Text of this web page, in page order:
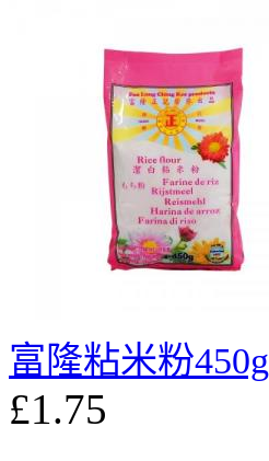
富隆粘米粉450g
£1.75